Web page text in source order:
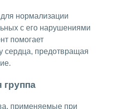
нормализации
с его нарушениями
помогает
сердца, предотвращая
группа
применяемые при